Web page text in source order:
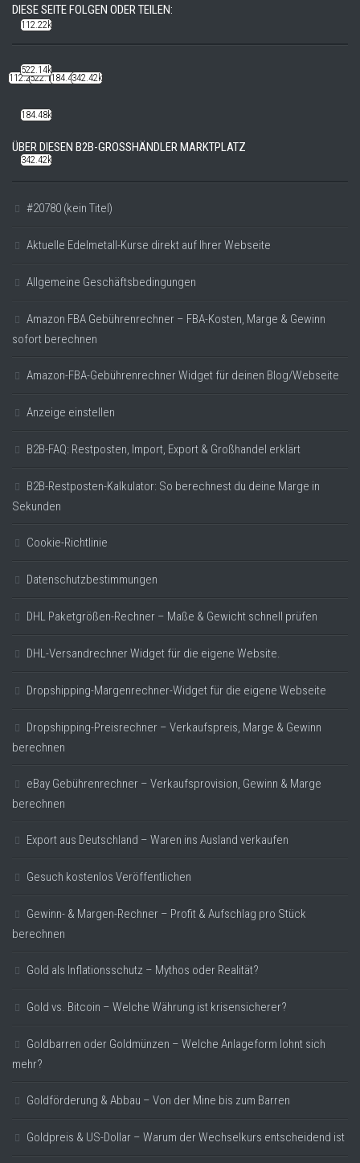
DIESE SEITE FOLGEN ODER TEILEN:
112.22k522.14k184.48k342.42k
ÜBER DIESEN B2B-GROSSHÄNDLER MARKTPLATZ
#20780 (kein Titel)
Aktuelle Edelmetall-Kurse direkt auf Ihrer Webseite
Allgemeine Geschäftsbedingungen
Amazon FBA Gebührenrechner – FBA-Kosten, Marge & Gewinn
sofort berechnen
Amazon-FBA-Gebührenrechner Widget für deinen Blog/Webseite
Anzeige einstellen
B2B-FAQ: Restposten, Import, Export & Großhandel erklärt
B2B-Restposten-Kalkulator: So berechnest du deine Marge in
Sekunden
Cookie-Richtlinie
Datenschutzbestimmungen
DHL Paketgrößen-Rechner – Maße & Gewicht schnell prüfen
DHL-Versandrechner Widget für die eigene Website.
Dropshipping-Margenrechner-Widget für die eigene Webseite
Dropshipping-Preisrechner – Verkaufspreis, Marge & Gewinn
berechnen
eBay Gebührenrechner – Verkaufsprovision, Gewinn & Marge
berechnen
Export aus Deutschland – Waren ins Ausland verkaufen
Gesuch kostenlos Veröffentlichen
Gewinn- & Margen-Rechner – Profit & Aufschlag pro Stück
berechnen
Gold als Inflationsschutz – Mythos oder Realität?
Gold vs. Bitcoin – Welche Währung ist krisensicherer?
Goldbarren oder Goldmünzen – Welche Anlageform lohnt sich
mehr?
Goldförderung & Abbau – Von der Mine bis zum Barren
Goldpreis & US-Dollar – Warum der Wechselkurs entscheidend ist
112.22k
522.14k
184.48k
342.42k